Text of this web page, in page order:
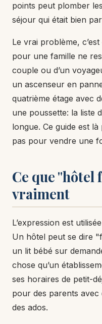
points peut plomber
séjour qui était bien
Le vrai problème,
pour une famille ne
couple ou d’un
un ascenseur en
quatrième étage avec
une poussette: la liste
longue. Ce guide est
pas pour vendre une
Ce que
vraiment
L’expression est
Un hôtel peut se dire
un lit bébé sur
chose qu’un
ses horaires de petit-
pour des parents
des ados.